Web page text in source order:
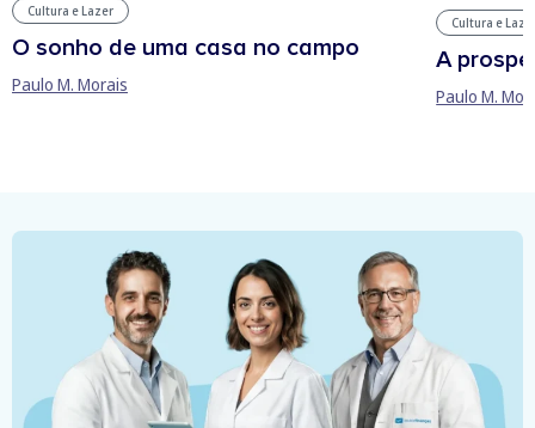
Cultura e Lazer
O sonho de uma casa no campo
Paulo M. Morais
Cultura e
A
Paulo M.